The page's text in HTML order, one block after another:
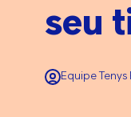
ver todos
Relaxamento e Bem-
ver todos
Colo e Conexão
seu
Equipe Tenys